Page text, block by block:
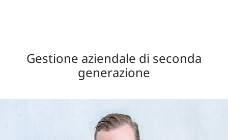
Gestione aziendale di seconda
generazione